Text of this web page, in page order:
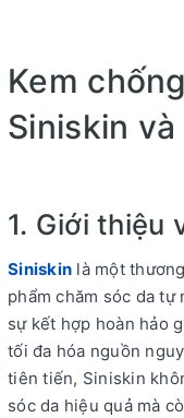
Kem
Siniskin
1. Giới thiệu
Siniskin là một
phẩm chăm sóc da
sự kết hợp hoàn hảo
tối đa hóa nguồn
tiên tiến, Siniskin
sóc da hiệu quả mà